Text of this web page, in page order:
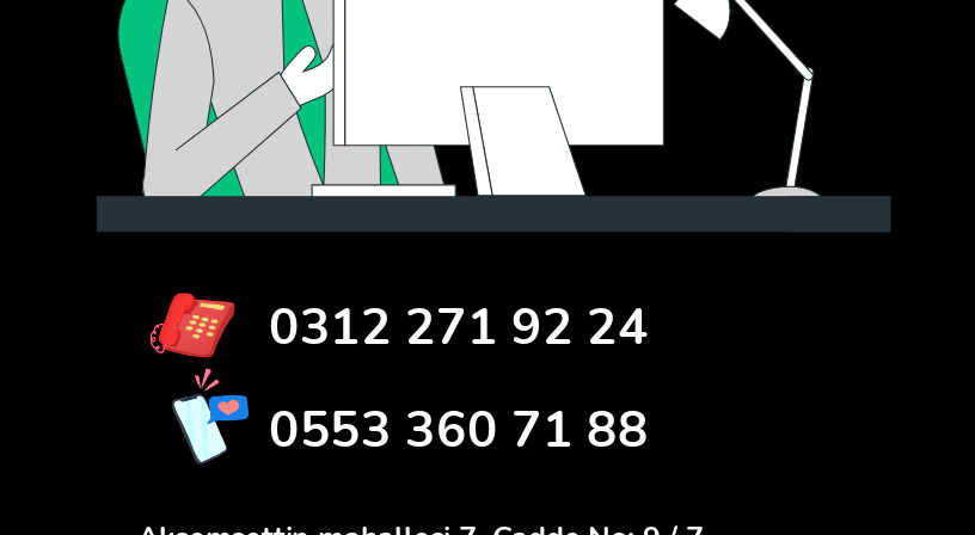
0312 271 92 24
0553 360 71 88